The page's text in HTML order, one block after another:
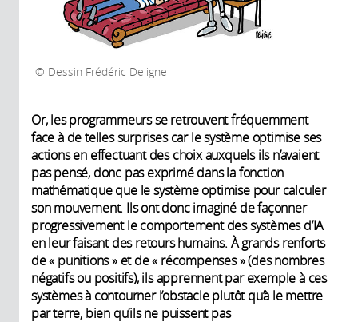
Dessin Frédéric Deligne
Or, les programmeurs se retrouvent fréquemment
face à de telles surprises car le système optimise ses
actions en effectuant des choix auxquels ils n’avaient
pas pensé, donc pas exprimé dans la fonction
mathématique que le système optimise pour calculer
son mouvement. Ils ont donc imaginé de façonner
progressivement le comportement des systèmes d’IA
en leur faisant des retours humains. À grands renforts
de « punitions » et de « récompenses » (des nombres
négatifs ou positifs), ils apprennent par exemple à ces
systèmes à contourner l’obstacle plutôt qu’à le mettre
par terre, bien qu’ils ne puissent pas